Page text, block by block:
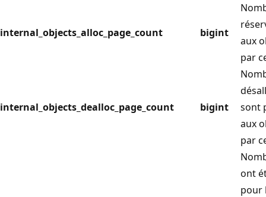
internal_objects_alloc_page_count bigint
aux
par
internal_objects_dealloc_page_count bigint
sont
aux
par
ont
pour